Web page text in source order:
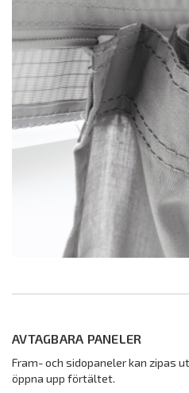
AVTAGBARA PANELER
Fram- och sidopaneler kan zipas
öppna upp förtältet.